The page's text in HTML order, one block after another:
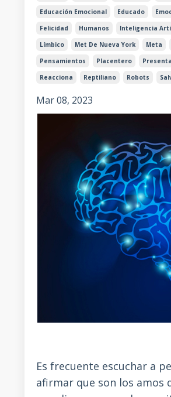
Educación Emocional
Educado
Felicidad
Humanos Inteligencia
Límbico
Met De Nueva York Meta
Pensamientos
Placentero
Reacciona
Reptiliano Robots
Mar 08, 2023
Es frecuente escuchar a
afirmar que son los amos